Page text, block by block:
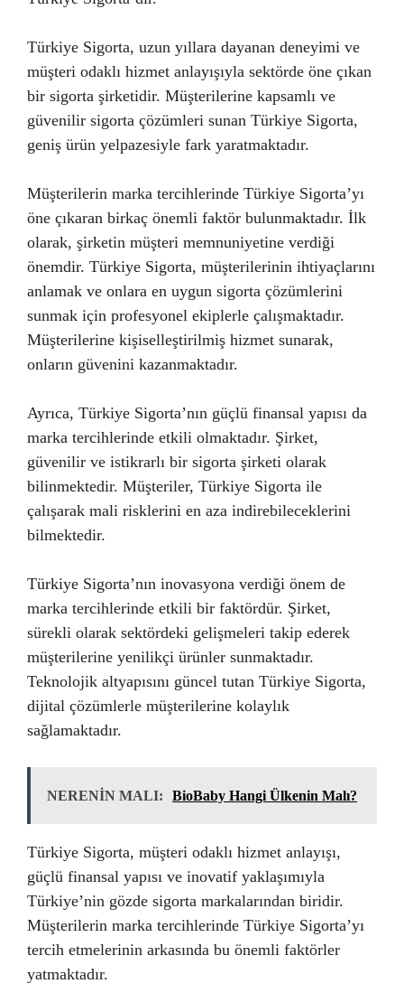
Türkiye Sigorta, uzun yıllara dayanan deneyimi ve
müşteri odaklı hizmet anlayışıyla sektörde öne çıkan
bir sigorta şirketidir. Müşterilerine kapsamlı ve
güvenilir sigorta çözümleri sunan Türkiye Sigorta,
geniş ürün yelpazesiyle fark yaratmaktadır.
Müşterilerin marka tercihlerinde Türkiye Sigorta’yı
öne çıkaran birkaç önemli faktör bulunmaktadır. İlk
olarak, şirketin müşteri memnuniyetine verdiği
önemdir. Türkiye Sigorta, müşterilerinin ihtiyaçlarını
anlamak ve onlara en uygun sigorta çözümlerini
sunmak için profesyonel ekiplerle çalışmaktadır.
Müşterilerine kişiselleştirilmiş hizmet sunarak,
onların güvenini kazanmaktadır.
Ayrıca, Türkiye Sigorta’nın güçlü finansal yapısı da
marka tercihlerinde etkili olmaktadır. Şirket,
güvenilir ve istikrarlı bir sigorta şirketi olarak
bilinmektedir. Müşteriler, Türkiye Sigorta ile
çalışarak mali risklerini en aza indirebileceklerini
bilmektedir.
Türkiye Sigorta’nın inovasyona verdiği önem de
marka tercihlerinde etkili bir faktördür. Şirket,
sürekli olarak sektördeki gelişmeleri takip ederek
müşterilerine yenilikçi ürünler sunmaktadır.
Teknolojik altyapısını güncel tutan Türkiye Sigorta,
dijital çözümlerle müşterilerine kolaylık
sağlamaktadır.
NERENİN MALI: BioBaby Hangi Ülkenin Malı?
Türkiye Sigorta, müşteri odaklı hizmet anlayışı,
güçlü finansal yapısı ve inovatif yaklaşımıyla
Türkiye’nin gözde sigorta markalarından biridir.
Müşterilerin marka tercihlerinde Türkiye Sigorta’yı
tercih etmelerinin arkasında bu önemli faktörler
yatmaktadır.